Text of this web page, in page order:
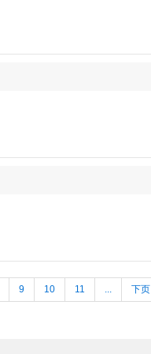
9 10 11 ... 下页